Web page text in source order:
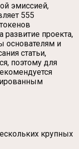
эмиссией,
555
развитие проекта,
основателям и
статьи,
поэтому для
крупных